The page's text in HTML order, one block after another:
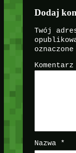
Dodaj
Twój
oznaczone
Komentarz
Nazwa *